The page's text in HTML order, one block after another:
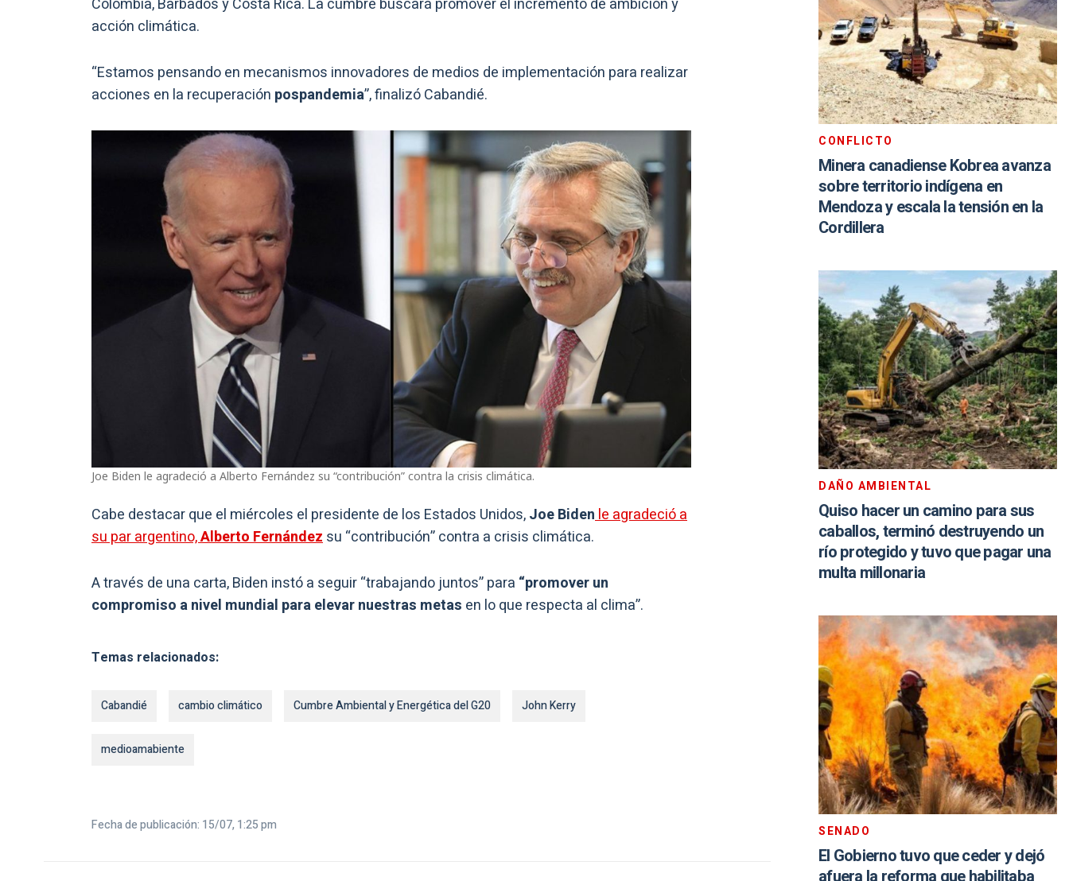
acción climática.
“Estamos pensando en mecanismos innovadores de medios de implementación para realizar
acciones en la recuperación pospandemia”, finalizó Cabandié.
Joe Biden le agradeció a Alberto Fernández su “contribución” contra la crisis climática.
Cabe destacar que el miércoles el presidente de los Estados Unidos,Joe Bidenle agradeció a
su par argentino,Alberto Fernándezsu “contribución” contra a crisis climática.
A través de una carta, Biden instó a seguir “trabajando juntos” para “promover un
compromiso a nivel mundial para elevar nuestras metas en lo que respecta al clima”.
Temas relacionados:
Cabandié cambio climático Cumbre Ambiental y Energética del G20 John Kerry
medioamabiente
Fecha de publicación: 15/07, 1:25 pm
CONFLICTO
Minera canadiense Kobrea avanza
sobre territorio indígena en
Mendoza y escala la tensión en la
Cordillera
DAÑO AMBIENTAL
Quiso hacer un camino para sus
caballos, terminó destruyendo un
río protegido y tuvo que pagar una
multa millonaria
SENADO
El Gobierno tuvo que ceder y dejó